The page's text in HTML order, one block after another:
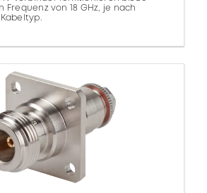
Frequenz von 18 GHz, je nach